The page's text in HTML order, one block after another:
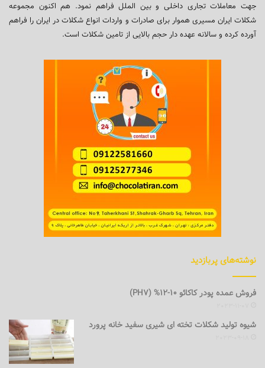
جهت معاملات تجاری داخلی و بین الملل فراهم نمود. هم اکنون مجموعه
شکلات ایران مسیری هموار برای صادرات و واردات انواع شکلات در ایران را فراهم
آورده کرده و سالانه عهده دار حجم بالایی از تامین شکلات است.
نوشته‌های پربازدید
فروش عمده پودر کاکائو 10-12% (PH7)
شیوه تولید شکلات تخته ای شیری سفید خانه پرورد